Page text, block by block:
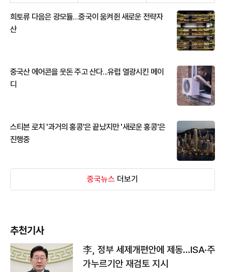
희토류 다음은 광모듈…중국이 움켜쥔 새로운 전략자
산
중국산 에어콘을 웃돈 주고 산다...유럽 열광시킨 메이
디
스티븐 로치 '과거의 홍콩'은 끝났지만 '새로운 홍콩'은
진행중
중국뉴스 더보기
추천기사
李, 정부 세제개편안에 제동…ISA·주
가누르기안 재검토 지시